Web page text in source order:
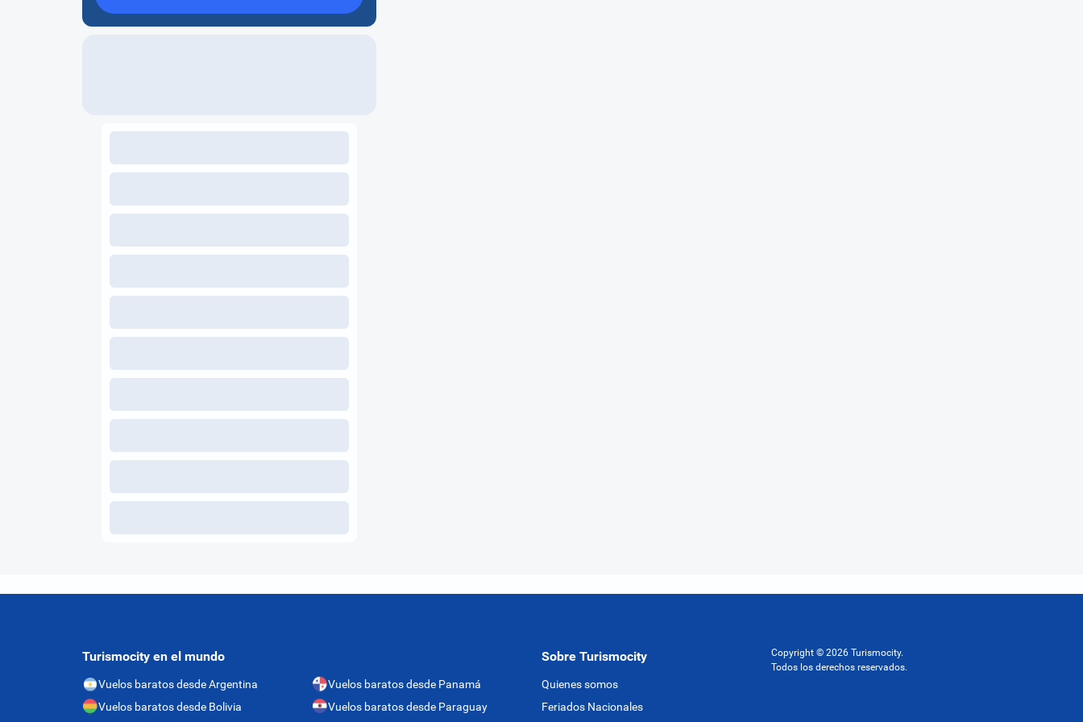
Turismocity en el mundo
Vuelos baratos desde Argentina
Vuelos baratos desde Bolivia
Vuelos baratos desde Panamá
Vuelos baratos desde Paraguay
Sobre Turismocity
Quienes somos
Feriados Nacionales
Copyright © 2026 Turismocity.
Todos los derechos reservados.